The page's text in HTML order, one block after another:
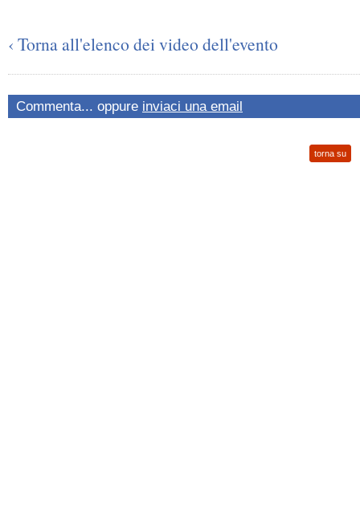
‹ Torna all'elenco dei video dell'evento
Commenta... oppure inviaci una email
torna su